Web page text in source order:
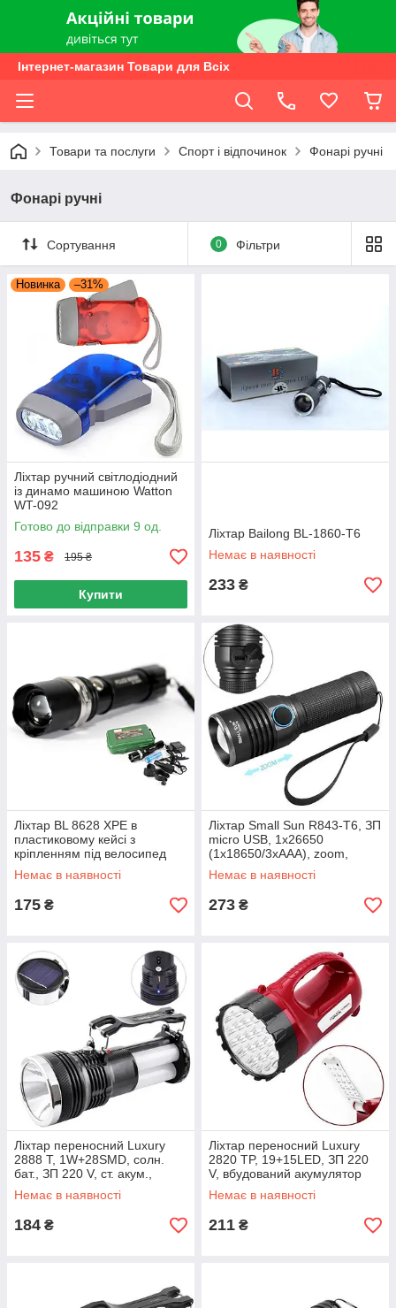
Інтернет-магазин Товари для Всіх
Товари та послуги Спорт і відпочинок Фонарі ручні
Фонарі ручні
Сортування 0 Фільтри
Новинка –31%
Ліхтар ручний світлодіодний
із динамо машиною Watton
WT-092
Готово до відправки 9 од.
135 ₴ 195 ₴
Купити
Ліхтар Bailong BL-1860-T6
Немає в наявності
233 ₴
Ліхтар BL 8628 XPE в
пластиковому кейсі з
кріпленням під велосипед
Немає в наявності
175 ₴
Ліхтар Small Sun R843-T6, ЗП
micro USB, 1x26650
(1х18650/3xAAA), zoom,
ремінець, Box
Немає в наявності
273 ₴
Ліхтар переносний Luxury
2888 T, 1W+28SMD, солн.
бат., ЗП 220 V, ст. акум.,
power bank
Немає в наявності
184 ₴
Ліхтар переносний Luxury
2820 TP, 19+15LED, ЗП 220
V, вбудований акумулятор
Немає в наявності
211 ₴